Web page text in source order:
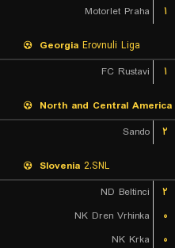
Motorlet Praha
۱
Georgia Erovnuli Liga
FC Rustavi
۱
North and Central America
Sando
۲
Slovenia 2.SNL
ND Beltinci
۲
NK Dren Vrhinka
۰
NK Krka
۰